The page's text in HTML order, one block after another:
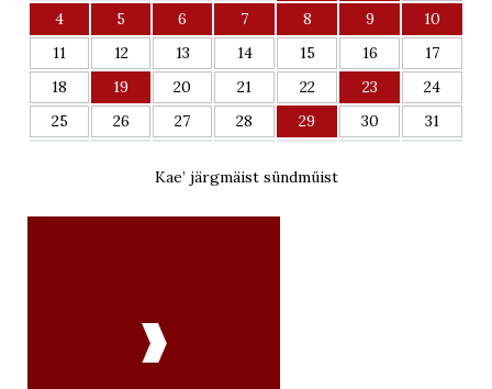
4
5 6 7 8 9
10
11
12 13 14 15 16
17
18
19 20 21 22 23
24
25
26 27 28 29 30 31
Kae’ järgmäist sündmüist
